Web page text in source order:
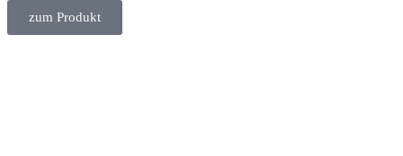
zum Produkt